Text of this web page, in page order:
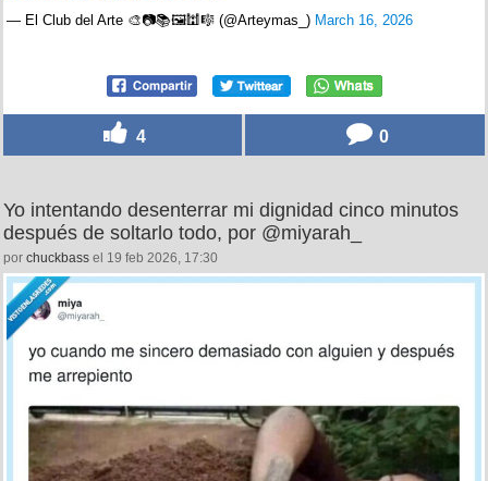
— El Club del Arte 🎨📷📚🖼🕍🎼 (@Arteymas_) March 16, 2026
4 0
Yo intentando desenterrar mi dignidad cinco minutos
después de soltarlo todo, por @miyarah_
por chuckbass el 19 feb 2026, 17:30